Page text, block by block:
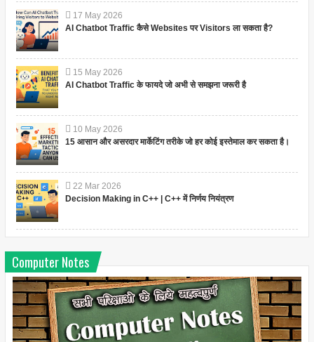
17 May 2026
AI Chatbot Traffic कैसे Websites पर Visitors ला सकता है?
15 May 2026
AI Chatbot Traffic के फायदे जो अभी से समझना जरूरी है
10 May 2026
15 आसान और असरदार मार्केटिंग तरीके जो हर कोई इस्तेमाल कर सकता है।
22 Mar 2026
Decision Making in C++ | C++ में निर्णय नियंत्रण
Computer Notes